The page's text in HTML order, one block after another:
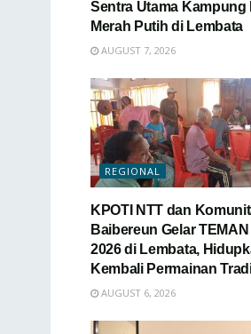
Sentra Utama Kampung
Merah Putih di Lembata
AUGUST 7, 2026
REGIONAL
KPOTI NTT dan
Baibereun Gelar TEMAN
2026 di Lembata,
Kembali Permainan
AUGUST 6, 2026